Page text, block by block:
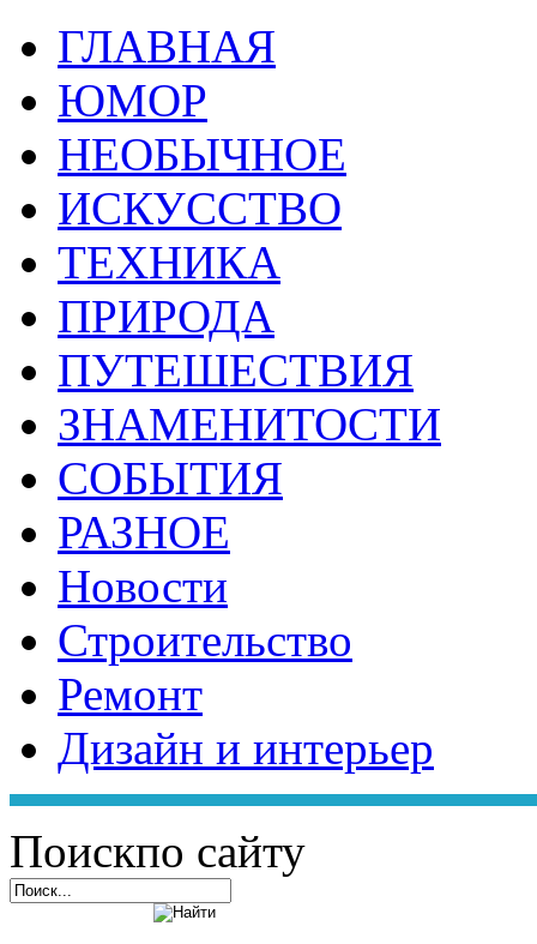
ГЛАВНАЯ
ЮМОР
НЕОБЫЧНОЕ
ИСКУССТВО
ТЕХНИКА
ПРИРОДА
ПУТЕШЕСТВИЯ
ЗНАМЕНИТОСТИ
СОБЫТИЯ
РАЗНОЕ
Новости
Строительство
Ремонт
Дизайн и интерьер
Поискпо сайту